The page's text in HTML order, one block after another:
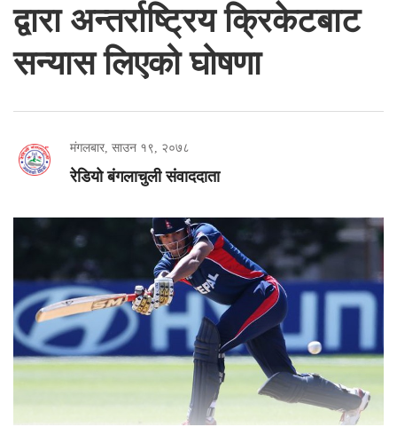
द्वारा अन्तर्राष्ट्रिय क्रिकेटबाट
सन्यास लिएको घोषणा
मंगलबार, साउन १९, २०७८
रेडियो बंगलाचुली संवाददाता